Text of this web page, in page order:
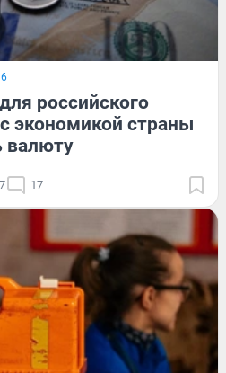
российского
экономикой страны
валюту
17